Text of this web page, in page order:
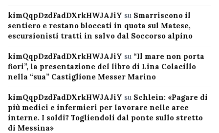
kimQqpDzdFadDXrkHWJAJiY su Smarriscono il
sentiero e restano bloccati in quota sul Matese,
escursionisti tratti in salvo dal Soccorso alpino
kimQqpDzdFadDXrkHWJAJiY su “Il mare non porta
fiori”, la presentazione del libro di Lina Colacillo
nella “sua” Castiglione Messer Marino
kimQqpDzdFadDXrkHWJAJiY su Schlein: «Pagare di
più medici e infermieri per lavorare nelle aree
interne. I soldi? Togliendoli dal ponte sullo stretto
di Messina»